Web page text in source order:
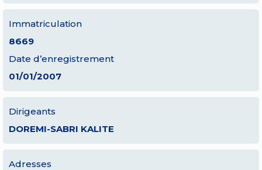
Immatriculation
8669
Date d’enregistrement
01/01/2007
Dirigeants
DOREMI-SABRI KALITE
Adresses